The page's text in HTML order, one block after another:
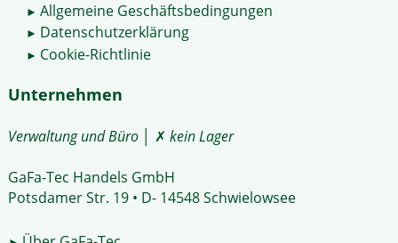
► Allgemeine Geschäftsbedingungen
► Datenschutzerklärung
► Cookie-Richtlinie
Unternehmen
Verwaltung und Büro│ ✗ kein Lager
GaFa-Tec Handels GmbH
Potsdamer Str. 19 • D- 14548 Schwielowsee